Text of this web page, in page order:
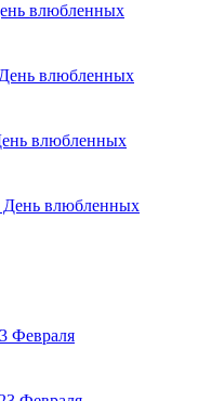
влюбленных
влюбленных
влюбленных
День влюбленных
Февраля